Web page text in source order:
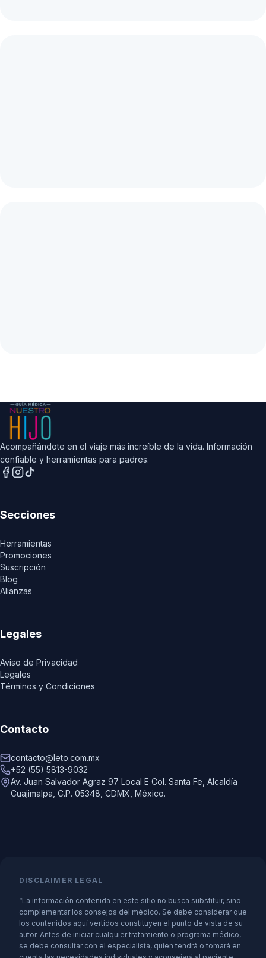
Acompañándote en el viaje más increíble de la vida. Información
confiable y herramientas para padres.
Secciones
Herramientas
Promociones
Suscripción
Blog
Alianzas
Legales
Aviso de Privacidad
Legales
Términos y Condiciones
Contacto
contacto@leto.com.mx
+52 (55) 5813-9032
Av. Juan Salvador Agraz 97 Local E Col. Santa Fe, Alcaldía
Cuajimalpa, C.P. 05348, CDMX, México.
DISCLAIMER LEGAL
“La información contenida en este sitio no busca substituir, sino
complementar los consejos del médico. Se debe considerar que
los contenidos aquí vertidos constituyen el punto de vista de su
autor. Antes de iniciar cualquier tratamiento o programa médico,
se debe consultar con el especialista, quien tendrá o tomará en